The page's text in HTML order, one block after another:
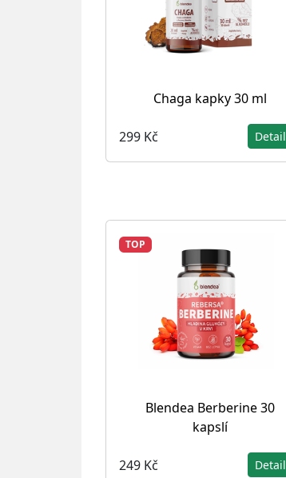
Chaga kapky 30 ml
299 Kč Detail
TOP
Blendea Berberine 30
kapslí
249 Kč Detail